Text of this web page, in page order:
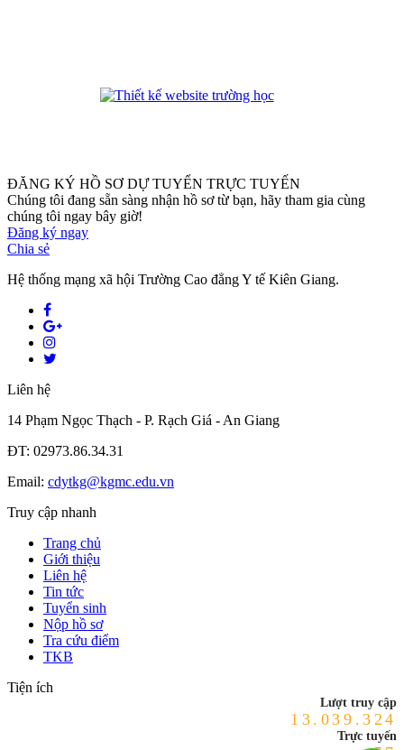
ĐĂNG KÝ HỒ SƠ DỰ TUYỂN TRỰC TUYẾN
Chúng tôi đang sẵn sàng nhận hồ sơ từ bạn, hãy tham gia cùng
chúng tôi ngay bây giờ!
Đăng ký ngay
Chia sẻ
Hệ thống mạng xã hội Trường Cao đẳng Y tế Kiên Giang.
Liên hệ
14 Phạm Ngọc Thạch - P. Rạch Giá - An Giang
ĐT: 02973.86.34.31
Email: cdytkg@kgmc.edu.vn
Truy cập nhanh
Trang chủ
Giới thiệu
Liên hệ
Tin tức
Tuyển sinh
Nộp hồ sơ
Tra cứu điểm
TKB
Tiện ích
Lượt truy cập
13.039.324
Trực tuyến